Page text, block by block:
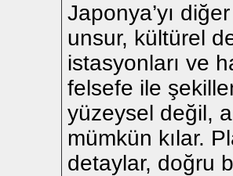
Japonya’yı
unsur, kültürel
istasyonları ve
felsefe ile
yüzeysel değil,
mümkün kılar.
detaylar, doğru